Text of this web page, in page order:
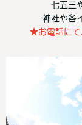
七五三
神社や各
★お電話にて